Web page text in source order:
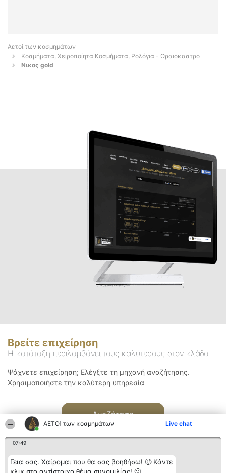
ΑΕΤΟΊ των κοσμημάτων Live chat
07:49
Γεια σας. Χαίρομαι που θα σας βοηθήσω! 🙂 Κάντε
Αετοί των κοσμημάτων
Κοσμήματα, Χειροποίητα Κοσμήματα, Ρολόγια - Ωραιοκαστρο
Νικος gold
Βρείτε επιχείρηση
Η κατάταξη περιλαμβάνει τους καλύτερους στον κλάδο
Ψάχνετε επιχείρηση; Ελέγξτε τη μηχανή αναζήτησης.
Χρησιμοποιήστε την καλύτερη υπηρεσία
Αναζήτηση